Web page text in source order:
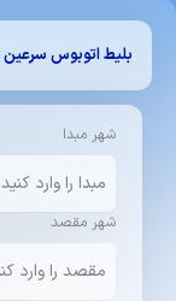
بلیط اتوبوس سرعین
شهر مبدا
شهر مقصد